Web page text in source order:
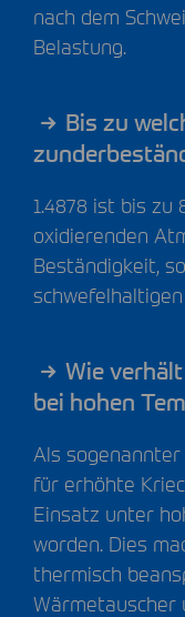
nach dem
Belastung.
Bis zu
1.4878 ist bis zu
oxidierenden
Beständigkeit,
Wie
bei hohen
Als sogenannter
für erhöhte
Einsatz unter
worden. Dies
thermisch
Wärmetauscher